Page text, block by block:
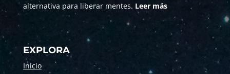
alternativa para liberar mentes. Leer más
EXPLORA
Inicio